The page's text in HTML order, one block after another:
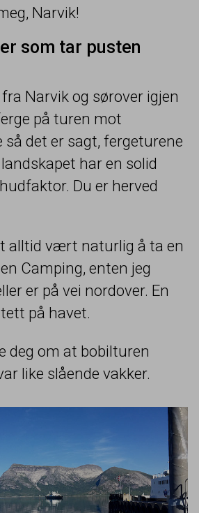
Narvik!
som tar pusten
Narvik og sørover igjen
på turen mot
så det er sagt, fergeturene
har en solid
Du er herved
alltid vært naturlig å ta en
Camping, enten jeg
er på vei nordover. En
på havet.
deg om at bobilturen
like slående vakker.